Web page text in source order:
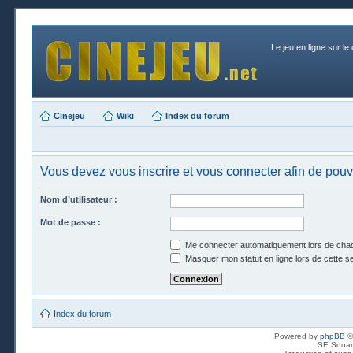
Le jeu en ligne sur le
Cinejeu Wiki Index du forum
Vous devez vous inscrire et vous connecter afin de
Nom d’utilisateur :
Mot de passe :
Me connecter automatiquement lors de
Masquer mon statut en ligne lors de cette
Index du forum
Powered by phpBB
SE